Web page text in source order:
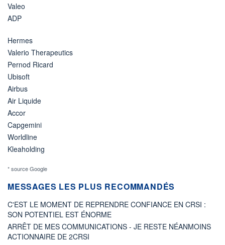
Valeo
ADP
Hermes
Valerio Therapeutics
Pernod Ricard
Ubisoft
Airbus
Air Liquide
Accor
Capgemini
Worldline
Kleaholding
* source Google
MESSAGES LES PLUS RECOMMANDÉS
C'EST LE MOMENT DE REPRENDRE CONFIANCE EN CRSI :
SON POTENTIEL EST ÉNORME
ARRÊT DE MES COMMUNICATIONS - JE RESTE NÉANMOINS
ACTIONNAIRE DE 2CRSI